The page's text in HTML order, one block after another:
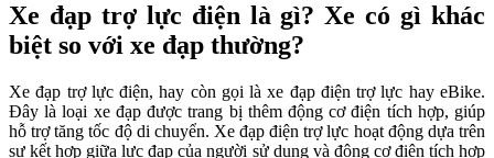
Xe đạp trợ lực điện là gì? Xe có gì khác
biệt so với xe đạp thường?
Xe đạp trợ lực điện, hay còn gọi là xe đạp điện trợ lực hay eBike.
Đây là loại xe đạp được trang bị thêm động cơ điện tích hợp, giúp
hỗ trợ tăng tốc độ di chuyển. Xe đạp điện trợ lực hoạt động dựa trên
sự kết hợp giữa lực đạp của người sử dụng và động cơ điện tích hợp